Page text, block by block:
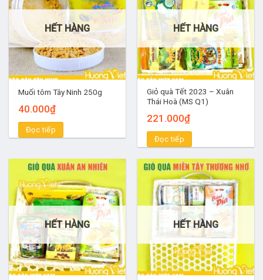
HẾT HÀNG
Muối tôm Tây Ninh 250g
40.000₫
Đọc tiếp
HẾT HÀNG
Giỏ quà Tết 2023 – Xuân
Thái Hoà (MS Q1)
221.000₫
Đọc tiếp
HẾT HÀNG HẾT HÀNG